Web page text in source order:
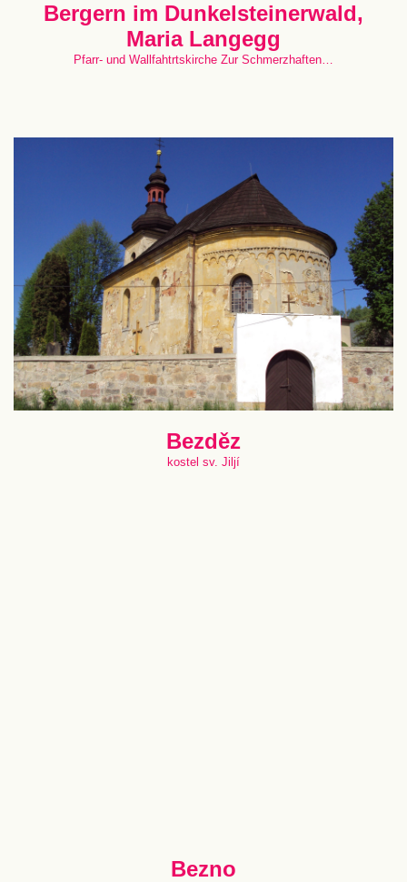
Bergern im Dunkelsteinerwald,
Maria Langegg
Pfarr- und Wallfahtrtskirche Zur Schmerzhaften…
Bezděz
kostel sv. Jiljí
Bezno